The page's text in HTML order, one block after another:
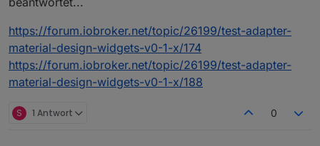
Gehört der rechte Teil mit zum Widget ?
Wenn ja, wo finde ich den ?
Wenn nein, was ist das für ein Widget ?
Danke und Gruß
https://forum.iobroker.net/topic/26199/test-adapter-
material-design-widgets-v0-1-x/174
https://forum.iobroker.net/topic/26199/test-adapter-
material-design-widgets-v0-1-x/188
S 1 Antwort 0